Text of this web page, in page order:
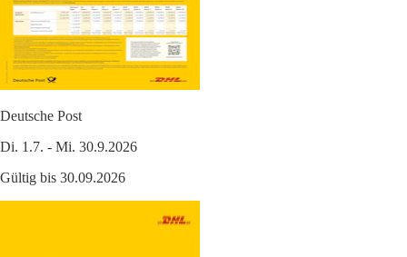
Deutsche Post
Di. 1.7. - Mi. 30.9.2026
Gültig bis 30.09.2026